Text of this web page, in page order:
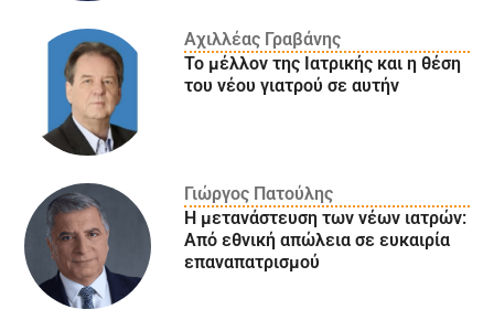
Αχιλλέας Γραβάνης
Το μέλλον της Ιατρικής και η θέση
του νέου γιατρού σε αυτήν
Γιώργος Πατούλης
Η μετανάστευση των νέων ιατρών:
Aπό εθνική απώλεια σε ευκαιρία
επαναπατρισμού